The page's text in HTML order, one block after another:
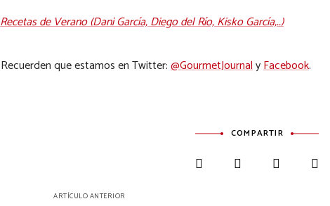
Recetas de Verano (Dani García, Diego del Río, Kisko García,..)
que estamos en Twitter:@GourmetJournalyFacebook.
COMPARTIR
ARTÍCULO ANTERIOR